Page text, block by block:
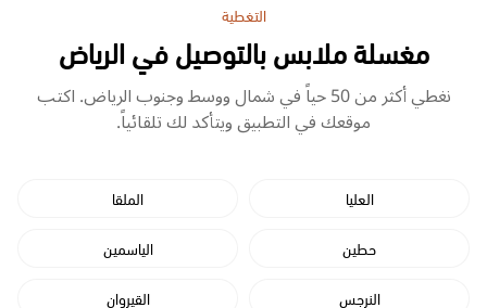
التغطية
مغسلة ملابس بالتوصيل في الرياض
نغطي أكثر من 50 حياً في شمال ووسط وجنوب الرياض. اكتب
موقعك في التطبيق ويتأكد لك تلقائياً.
العليا
الملقا
حطين
الياسمين
النرجس
القيروان